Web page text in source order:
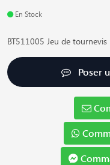
En Stock
BT511005 Jeu de tournevis
Poser